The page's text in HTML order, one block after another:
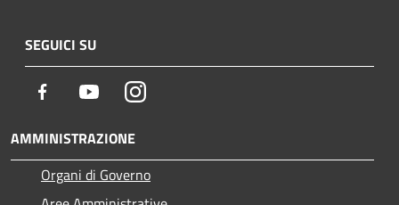
SEGUICI SU
Facebook YoutubeInstagram
AMMINISTRAZIONE
Organi di Governo